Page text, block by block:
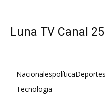
Luna TV Canal 25
NacionalespolíticaDeportes
Tecnologia